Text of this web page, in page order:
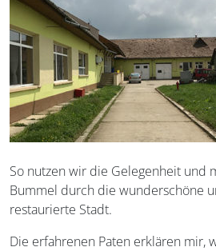
So nutzen wir die Gelegenheit und
Bummel durch die wunderschöne
restaurierte Stadt.
Die erfahrenen Paten erklären mir,